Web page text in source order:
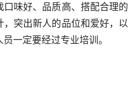
味好、品质高、搭配合理的
突出新人的品位和爱好，以
一定要经过专业培训。